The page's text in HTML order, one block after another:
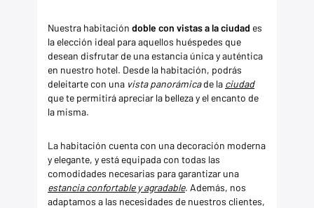
Nuestra habitación doble con vistas a la ciudad es
la elección ideal para aquellos huéspedes que
desean disfrutar de una estancia única y auténtica
en nuestro hotel. Desde la habitación, podrás
deleitarte con una vista panorámicade la ciudad
que te permitirá apreciar la belleza y el encanto de
la misma.
La habitación cuenta con una decoración moderna
y elegante, y está equipada con todas las
comodidades necesarias para garantizar una
estancia confortable y agradable. Además, nos
adaptamos a las necesidades de nuestros clientes,